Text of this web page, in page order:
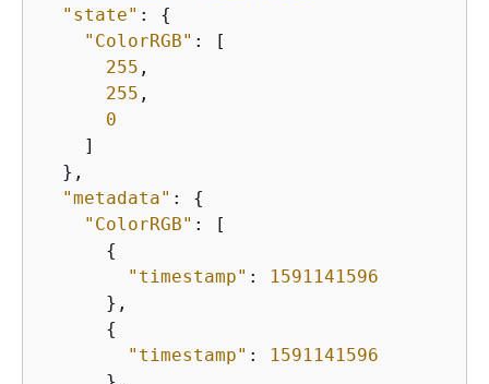
"state" : {
"ColorRGB" : [
255 ,
255 ,
0
    ]
  },
"metadata" : {
"ColorRGB" : [
{
"timestamp" :
1591141596
      },
{
"timestamp" :
1591141596